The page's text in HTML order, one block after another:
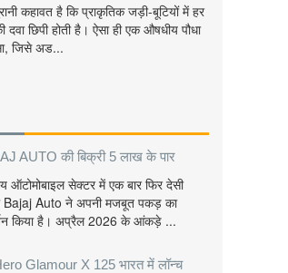
कहावत है कि प्राकृतिक जड़ी-बूटियों में हर
दवा छिपी होती है। ऐसा ही एक औषधीय पौधा
जिसे अड...
AUTO की बिक्री 5 लाख के पार
ऑटोमोबाइल सेक्टर में एक बार फिर देसी
Bajaj Auto ने अपनी मजबूत पकड़ का
किया है। अप्रैल 2026 के आंकड़े ...
Glamour X 125 भारत में लॉन्च